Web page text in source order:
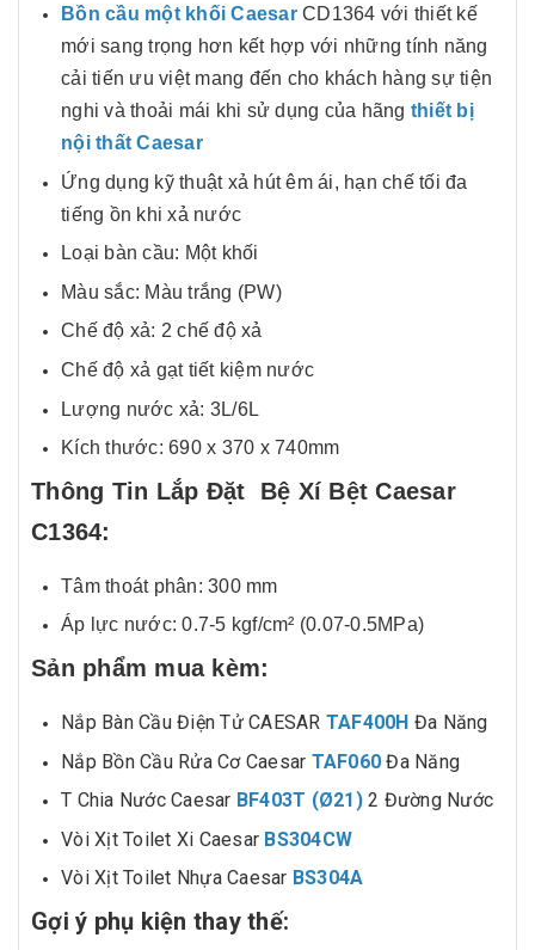
Bồn cầu một khối Caesar CD1364 với thiết kế
mới sang trọng hơn kết hợp với những tính năng
cải tiến ưu việt mang đến cho khách hàng sự tiện
nghi và thoải mái khi sử dụng của hãng thiết bị
nội thất Caesar
Ứng dụng kỹ thuật xả hút êm ái, hạn chế tối đa
tiếng ồn khi xả nước
Loại bàn cầu: Một khối
Màu sắc: Màu trắng (PW)
Chế độ xả: 2 chế độ xả
Chế độ xả gạt tiết kiệm nước
Lượng nước xả: 3L/6L
Kích thước: 690 x 370 x 740mm
Thông Tin Lắp Đặt Bệ Xí Bệt Caesar
C1364:
Tâm thoát phân: 300 mm
Áp lực nước: 0.7-5 kgf/cm² (0.07-0.5MPa)
Sản phẩm mua kèm:
Nắp Bàn Cầu Điện Tử CAESAR TAF400H Đa Năng
Nắp Bồn Cầu Rửa Cơ Caesar TAF060 Đa Năng
T Chia Nước Caesar BF403T (Ø21)2 Đường Nước
Vòi Xịt Toilet Xi Caesar BS304CW
Vòi Xịt Toilet Nhựa Caesar BS304A
Gợi ý phụ kiện thay thế: